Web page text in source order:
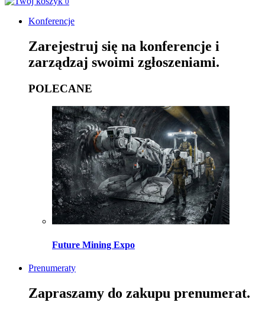
Konferencje
Zarejestruj się na konferencje i
zarządzaj swoimi zgłoszeniami.
POLECANE
Future Mining Expo
Prenumeraty
Zapraszamy do zakupu prenumerat.